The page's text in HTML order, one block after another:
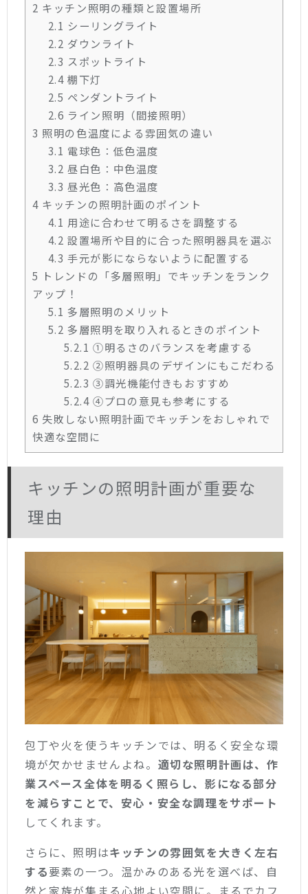
2 キッチン照明の種類と設置場所
2.1 シーリングライト
2.2 ダウンライト
2.3 スポットライト
2.4 棚下灯
2.5 ペンダントライト
2.6 ライン照明（間接照明）
3 照明の色温度による雰囲気の違い
3.1 電球色：低色温度
3.2 昼白色：中色温度
3.3 昼光色：高色温度
4 キッチンの照明計画のポイント
4.1 用途に合わせて明るさを調整する
4.2 設置場所や目的に合った照明器具を選ぶ
4.3 手元が影にならないように配置する
5 トレンドの「多層照明」でキッチンをランク
アップ！
5.1 多層照明のメリット
5.2 多層照明を取り入れるときのポイント
5.2.1 ①明るさのバランスを考慮する
5.2.2 ②照明器具のデザインにもこだわる
5.2.3 ③調光機能付きもおすすめ
5.2.4 ④プロの意見も参考にする
6 失敗しない照明計画でキッチンをおしゃれで
快適な空間に
キッチンの照明計画が重要な
理由
包丁や火を使うキッチンでは、明るく安全な環
境が欠かせませんよね。 適切な照明計画は、作
業スペース全体を明るく照らし、影になる部分
を減らすことで、安心・安全な調理をサポート
してくれます。
さらに、照明はキッチンの雰囲気を大きく左右
する要素の一つ。温かみのある光を選べば、自
然と家族が集まる心地よい空間に。まるでカフ